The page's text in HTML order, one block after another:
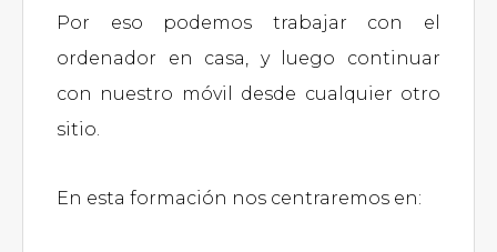
Por eso podemos trabajar con el
ordenador en casa, y luego continuar
con nuestro móvil desde cualquier otro
sitio.
En esta formación nos centraremos en: